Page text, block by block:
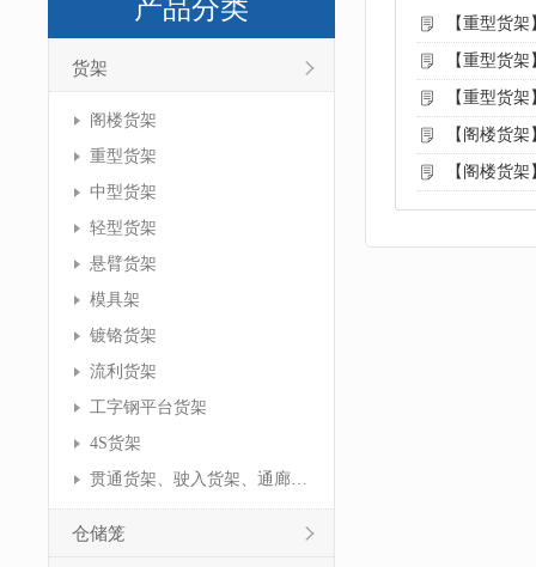
产品分类
货架
阁楼货架
重型货架
中型货架
轻型货架
悬臂货架
模具架
镀铬货架
流利货架
工字钢平台货架
4S货架
贯通货架、驶入货架、通廊货架
仓储笼
【重型货
【重型货
【重型货
【阁楼货
【阁楼货